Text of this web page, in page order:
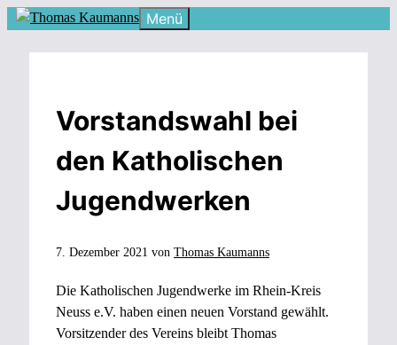
Zum
Inhalt
springen
Menü
Vorstandswahl bei
den Katholischen
Jugendwerken
7. Dezember 2021 von Thomas Kaumanns
Die Katholischen Jugendwerke im Rhein-Kreis
Neuss e.V. haben einen neuen Vorstand gewählt.
Vorsitzender des Vereins bleibt Thomas